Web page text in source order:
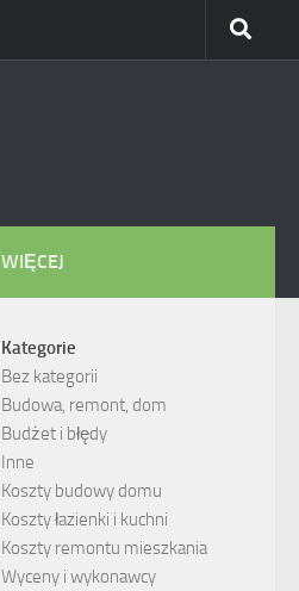
WIĘCEJ
Kategorie
Bez kategorii
Budowa, remont, dom
Budżet i błędy
Inne
Koszty budowy domu
Koszty łazienki i kuchni
Koszty remontu mieszkania
Wyceny i wykonawcy